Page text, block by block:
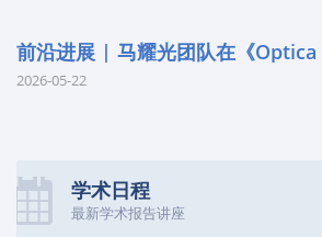
前沿进展 | 马耀光团队在《Optica
2026-05-22
学术日程
最新学术报告讲座